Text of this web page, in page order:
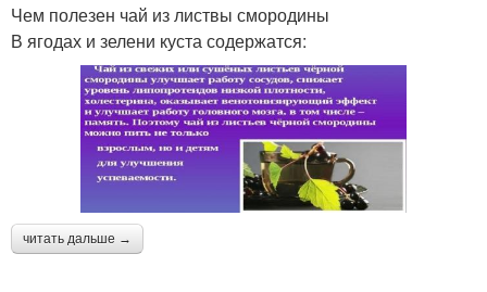
Чем полезен чай из листвы смородины
В ягодах и зелени куста содержатся:
читать дальше →